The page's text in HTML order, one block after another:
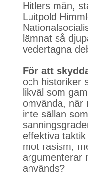
Hitlers män,
Luitpold
lämnat så
vedertagna
För att
och historiker
likväl som
omvända, när
inte sällan
effektiva
mot rasism,
argumenterar
används?